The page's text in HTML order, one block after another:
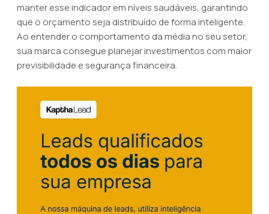
manter esse indicador em níveis saudáveis, garantindo
que o orçamento seja distribuído de forma inteligente.
Ao entender o comportamento da média no seu setor,
sua marca consegue planejar investimentos com maior
previsibilidade e segurança financeira.